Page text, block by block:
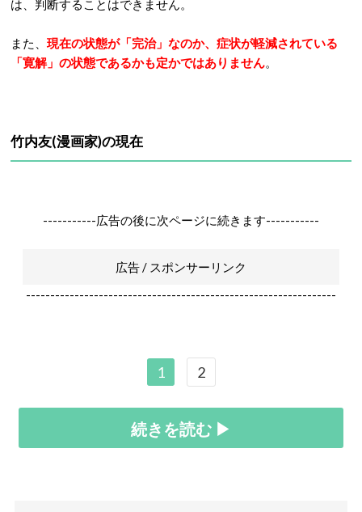
は、判断することはできません。
また、 現在の状態が「完治」なのか、症状が軽減されている
「寛解」の状態であるかも定かではありません。
竹内友(漫画家)の現在
-----------広告の後に次ページに続きます-----------
広告 / スポンサーリンク
----------------------------------------------------------------
1 2
続きを読む ▶